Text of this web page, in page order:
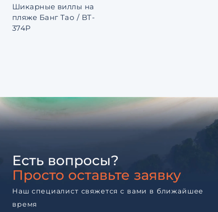
Шикарные виллы на
пляже Банг Тао / BT-
374P
Есть вопросы?
Просто оставьте заявку
Наш специалист свяжется с вами в ближайшее
время